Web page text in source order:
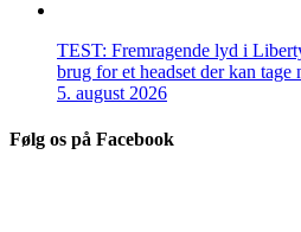
TEST: Fremragende lyd i
brug for et headset der kan tage
5. august 2026
Følg os på Facebook